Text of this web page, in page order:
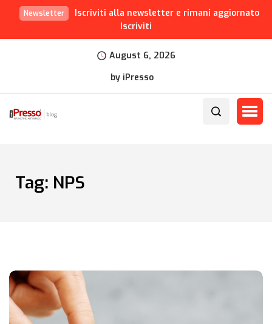
Newsletter
Iscriviti alla newsletter e rimani aggiornato
Iscriviti
August 6, 2026
by iPresso
Tag: NPS